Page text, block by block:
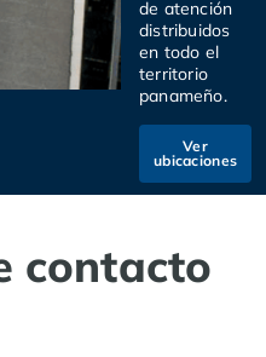
de atención
distribuidos
en todo el
territorio
panameño.
Ver
ubicaciones
contacto